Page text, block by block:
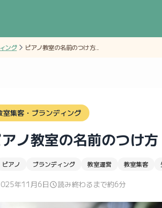
ング ピアノ教室の名前のつけ方...
室集客・ブランディング
ノ教室の名前のつけ
ピアノ ブランディング 教室運営 教室集客
年11月6日 読み終わるまで約6分